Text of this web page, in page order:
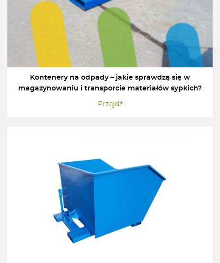
Kontenery na odpady – jakie sprawdzą się w
magazynowaniu i transporcie materiałów sypkich?
Przejdź